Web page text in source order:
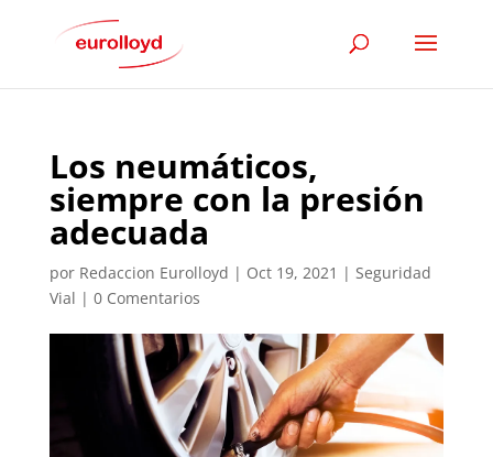
Los neumáticos,
siempre con la presión
adecuada
por Redaccion Eurolloyd | Oct 19, 2021 | Seguridad
Vial | 0 Comentarios